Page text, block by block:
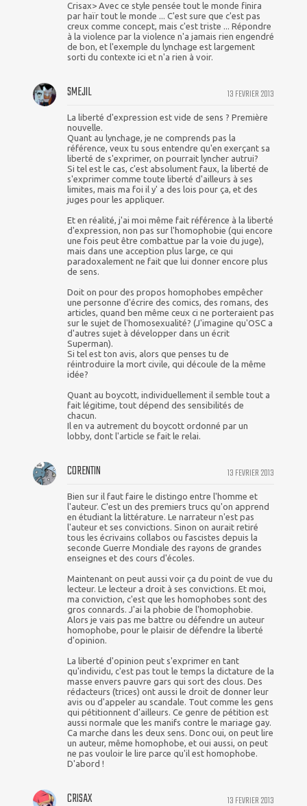
Crisax> Avec ce style pensée tout le monde finira
par haïr tout le monde ... C'est sure que c'est pas
creux comme concept, mais c'est triste ... Répondre
à la violence par la violence n'a jamais rien engendré
de bon, et l'exemple du lynchage est largement
sorti du contexte ici et n'a rien à voir.
13 FEVRIER 2013
SMEJIL
La liberté d'expression est vide de sens ? Première
nouvelle.
Quant au lynchage, je ne comprends pas la
référence, veux tu sous entendre qu'en exerçant sa
liberté de s'exprimer, on pourrait lyncher autrui?
Si tel est le cas, c'est absolument faux, la liberté de
s'exprimer comme toute liberté d'ailleurs à ses
limites, mais ma foi il y' a des lois pour ça, et des
juges pour les appliquer.
Et en réalité, j'ai moi même fait référence à la liberté
d'expression, non pas sur l'homophobie (qui encore
une fois peut être combattue par la voie du juge),
mais dans une acception plus large, ce qui
paradoxalement ne fait que lui donner encore plus
de sens.
Doit on pour des propos homophobes empêcher
une personne d'écrire des comics, des romans, des
articles, quand ben même ceux ci ne porteraient pas
sur le sujet de l'homosexualité? (J'imagine qu'OSC a
d'autres sujet à développer dans un écrit
Superman).
Si tel est ton avis, alors que penses tu de
réintroduire la mort civile, qui découle de la même
idée?
Quant au boycott, individuellement il semble tout a
fait légitime, tout dépend des sensibilités de
chacun.
Il en va autrement du boycott ordonné par un
lobby, dont l'article se fait le relai.
13 FEVRIER 2013
CORENTIN
Bien sur il faut faire le distingo entre l'homme et
l'auteur. C'est un des premiers trucs qu'on apprend
en étudiant la littérature. Le narrateur n'est pas
l'auteur et ses convictions. Sinon on aurait retiré
tous les écrivains collabos ou fascistes depuis la
seconde Guerre Mondiale des rayons de grandes
enseignes et des cours d'écoles.
Maintenant on peut aussi voir ça du point de vue du
lecteur. Le lecteur a droit à ses convictions. Et moi,
ma conviction, c'est que les homophobes sont des
gros connards. J'ai la phobie de l'homophobie.
Alors je vais pas me battre ou défendre un auteur
homophobe, pour le plaisir de défendre la liberté
d'opinion.
La liberté d'opinion peut s'exprimer en tant
qu'individu, c'est pas tout le temps la dictature de la
masse envers pauvre gars qui sort des clous. Des
rédacteurs (trices) ont aussi le droit de donner leur
avis ou d'appeler au scandale. Tout comme les gens
qui pétitionnent d'ailleurs. Ce genre de pétition est
aussi normale que les manifs contre le mariage gay.
Ca marche dans les deux sens. Donc oui, on peut lire
un auteur, même homophobe, et oui aussi, on peut
ne pas vouloir le lire parce qu'il est homophobe.
D'abord !
13 FEVRIER 2013
CRISAX